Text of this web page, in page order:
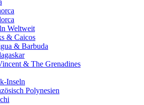
Weltweit
& Caicos
& Barbuda
& The Grenadines
Inseln
Polynesien